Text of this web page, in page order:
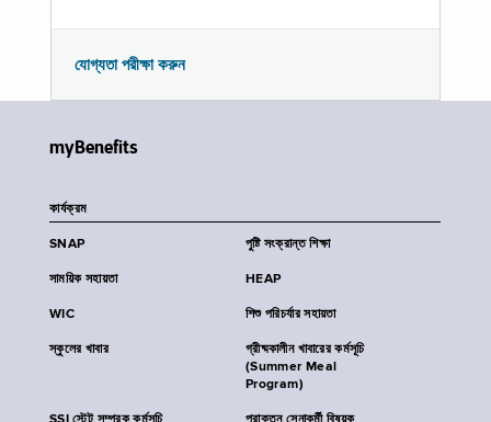
যোগ্যতা পরীক্ষা করুন
myBenefits
কার্যক্রম
SNAP পুষ্টি সংক্রান্ত শিক্ষা
সাময়িক সহায়তা HEAP
WIC শিশু পরিচর্যার সহায়তা
স্কুলের খাবার
গ্রীষ্মকালীন খাবারের কর্মসূচি
(Summer Meal
Program)